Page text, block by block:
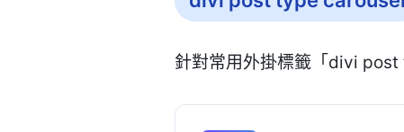
針對常用外掛標籤「divi